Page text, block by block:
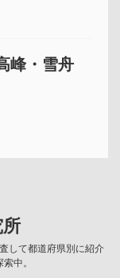
峰・雪舟
して都道府県別に紹介
中。